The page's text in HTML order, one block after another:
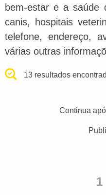
bem-estar e a saúde
canis, hospitais
telefone, endereço,
várias outras
13 resultados
Continua
1